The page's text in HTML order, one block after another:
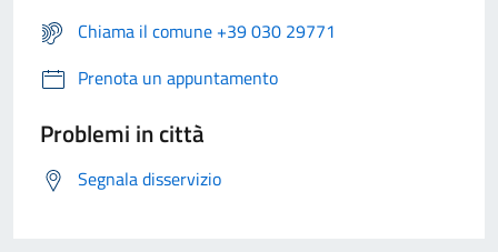
Chiama il comune +39 030 29771
Prenota un appuntamento
Problemi in città
Segnala disservizio